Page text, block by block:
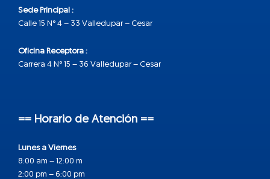
Sede Principal :
Calle 15 N° 4 – 33 Valledupar – Cesar
Oficina Receptora :
Carrera 4 N° 15 – 36 Valledupar – Cesar
== Horario de Atención ==
Lunes a Viernes
8:00 am – 12:00 m
2:00 pm – 6:00 pm